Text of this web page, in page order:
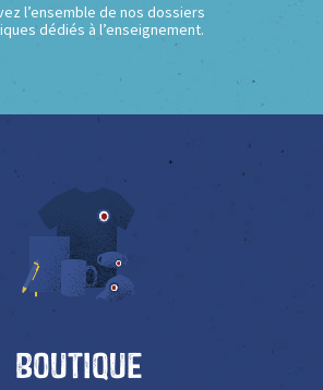
l’ensemble de nos dossiers
dédiés à l’enseignement.
Boutique